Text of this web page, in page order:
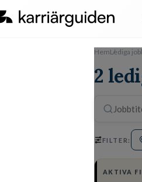
HemLediga
2
FILTER:
AKTIVA